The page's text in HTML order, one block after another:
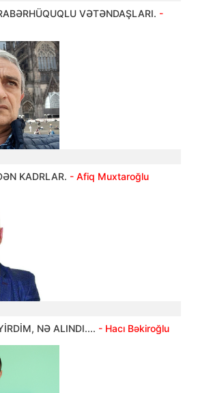
VƏTƏNDAŞLARI. -
KADRLAR. - Afiq Muxtaroğlu
NƏ ALINDI.... - Hacı Bəkiroğlu